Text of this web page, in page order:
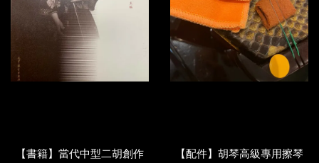
【書籍】當代中型二胡創作
【配件】胡琴高級專用擦琴